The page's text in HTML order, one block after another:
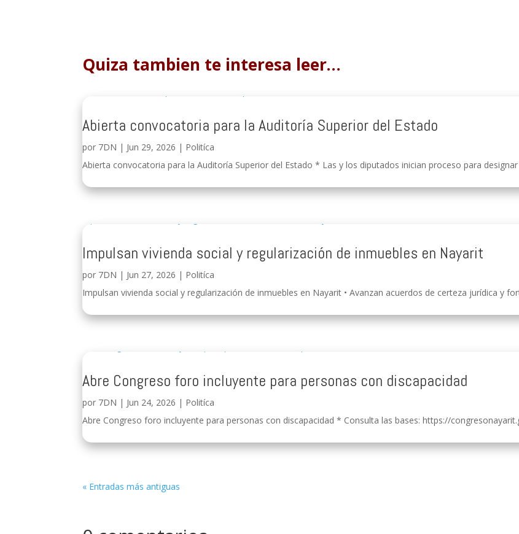
Quiza tambien te interesa leer…
Abierta convocatoria para la Auditoría Superior del Estado
por 7DN | Jun 29, 2026 | Politíca
Abierta convocatoria para la Auditoría Superior del Estado * Las y los diputados inician proceso para
Impulsan vivienda social y regularización de inmuebles en Nayarit
por 7DN | Jun 27, 2026 | Politíca
Impulsan vivienda social y regularización de inmuebles en Nayarit • Avanzan acuerdos de certeza jurídica y
Abre Congreso foro incluyente para personas con discapacidad
por 7DN | Jun 24, 2026 | Politíca
Abre Congreso foro incluyente para personas con discapacidad * Consulta las bases: https://
« Entradas más antiguas